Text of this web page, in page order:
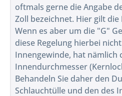
oftmals gerne die Angabe
Zoll bezeichnet. Hier gilt die
Wenn es aber um die "G"
diese Regelung hierbei
Innengewinde, hat nämlich
Innendurchmesser
Behandeln Sie daher den
Schlauchtülle und den des